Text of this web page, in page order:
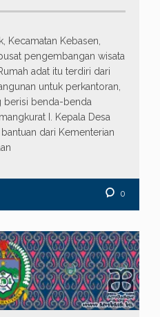
Kecamatan Kebasen,
pengembangan wisata
adat itu terdiri dari
untuk perkantoran,
berisi benda-benda
I. Kepala Desa
dari Kementerian
0